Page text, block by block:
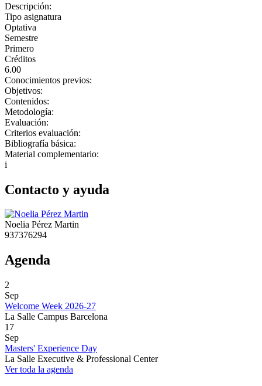
Descripción:
Tipo asignatura
Optativa
Semestre
Primero
Créditos
6.00
Conocimientos previos:
Objetivos:
Contenidos:
Metodología:
Evaluación:
Criterios evaluación:
Bibliografía básica:
Material complementario:
i
Contacto y ayuda
Noelia Pérez Martin
937376294
Agenda
2
Sep
Welcome Week 2026-27
La Salle Campus Barcelona
17
Sep
Masters' Experience Day
La Salle Executive & Professional Center
Ver toda la agenda